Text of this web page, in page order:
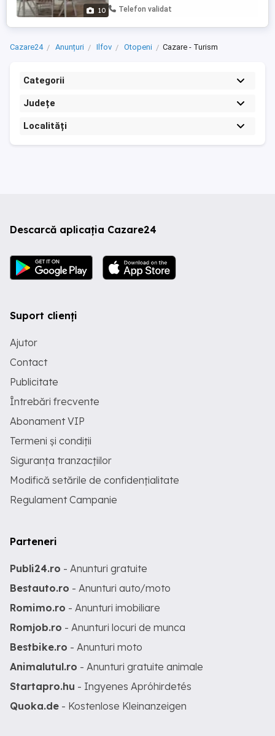
10
la și de la Aeroportul Otopeni, dar și
Telefon validat
Cazare24 Anunțuri Ilfov Otopeni Cazare - Turism
Categorii
Județe
Localități
Descarcă aplicația Cazare24
Suport clienți
Ajutor
Contact
Publicitate
Întrebări frecvente
Abonament VIP
Termeni și condiții
Siguranța tranzacțiilor
Modifică setările de confidențialitate
Regulament Campanie
Parteneri
Publi24.ro - Anunturi gratuite
Bestauto.ro - Anunturi auto/moto
Romimo.ro - Anunturi imobiliare
Romjob.ro - Anunturi locuri de munca
Bestbike.ro - Anunturi moto
Animalutul.ro - Anunturi gratuite animale
Startapro.hu - Ingyenes Apróhirdetés
Quoka.de - Kostenlose Kleinanzeigen